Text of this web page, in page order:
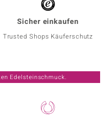
Sicher einkaufen
Trusted Shops Käuferschutz
Edelsteinschmuck.